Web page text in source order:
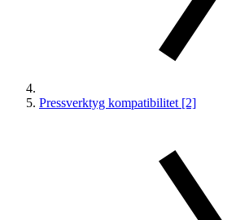
Pressverktyg kompatibilitet [2]